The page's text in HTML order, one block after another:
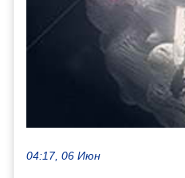
04:17, 06 Июн